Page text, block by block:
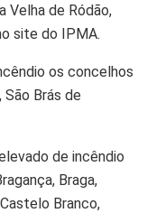
Velha de Ródão,
site do IPMA.
os concelhos
Brás de
de incêndio
Braga,
Branco,